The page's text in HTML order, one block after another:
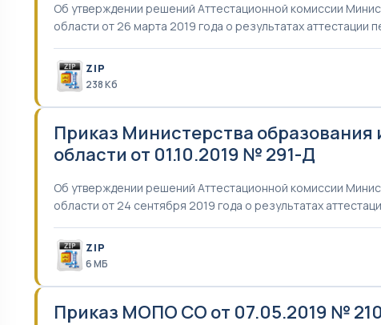
Об утверждении решений Аттестационной комиссии
области от 26 марта 2019 года о результатах аттестации
ZIP
238 Кб
Приказ Министерства
области от 01.10.2019 № 291-Д
Об утверждении решений Аттестационной комиссии
области от 24 сентября 2019 года о результатах
ZIP
6 MБ
Приказ МОПО СО от 07.05.2019 №